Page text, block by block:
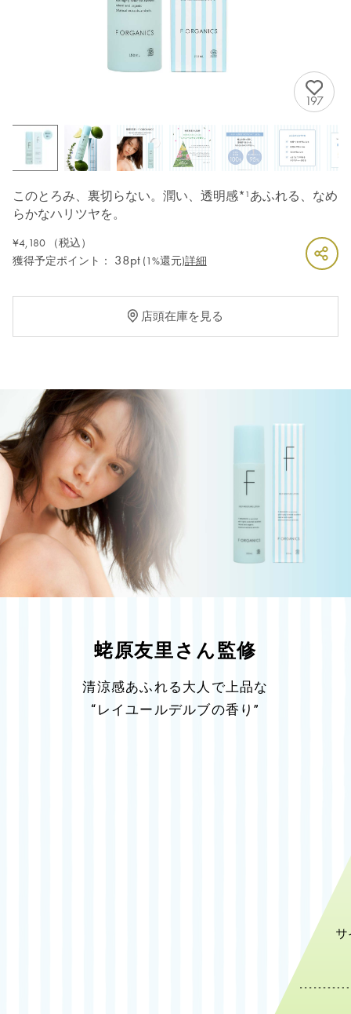
197
このとろみ、裏切らない。潤い、透明感*¹あふれる、なめ
らかなハリツヤを。
¥4,180（税込）
獲得予定ポイント：
38pt (1%還元)詳細
店頭在庫を見る
蛯原友里さん監修
清涼感あふれる大人で上品な
“レイユールデルブの香り”